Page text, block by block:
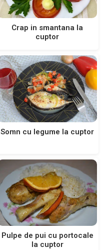
Crap in smantana la
cuptor
Somn cu legume la cuptor
Pulpe de pui cu portocale
la cuptor